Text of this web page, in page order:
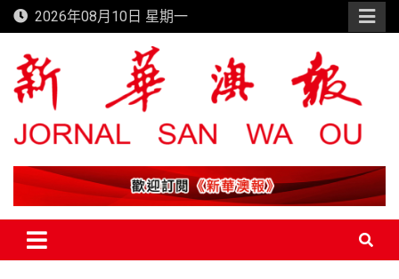
Skip
to
content
2026年08月10日 星期一
新華澳報